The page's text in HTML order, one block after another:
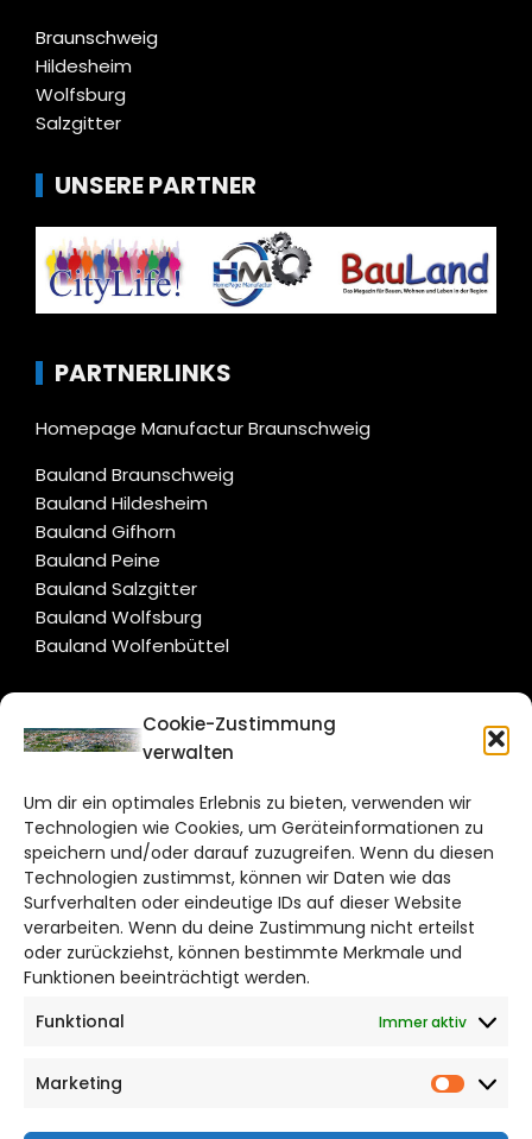
Cookie-Zustimmung
verwalten
Um dir ein optimales Erlebnis zu bieten, verwenden wir
Technologien wie Cookies, um Geräteinformationen zu
speichern und/oder darauf zuzugreifen. Wenn du diesen
Technologien zustimmst, können wir Daten wie das
Surfverhalten oder eindeutige IDs auf dieser Website
verarbeiten. Wenn du deine Zustimmung nicht erteilst
oder zurückziehst, können bestimmte Merkmale und
Funktionen beeinträchtigt werden.
Funktional
Immer aktiv
Marketing
Braunschweig
Hildesheim
Wolfsburg
Salzgitter
UNSERE PARTNER
PARTNERLINKS
Homepage Manufactur Braunschweig
Bauland Braunschweig
Bauland Hildesheim
Bauland Gifhorn
Bauland Peine
Bauland Salzgitter
Bauland Wolfsburg
Bauland Wolfenbüttel
CITYLIFE!
Bruchtorwall 12
38100 Braunschweig
Telefon: 0531 387220 – 65
DAS STADTMAGAZIN FÜR
BRAUNSCHWEIG
Impressum
Cookie Richtlinie